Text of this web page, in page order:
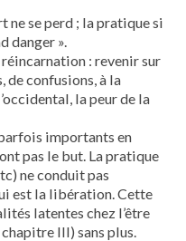
ne se perd ; la pratique si
danger ».
réincarnation : revenir sur
de confusions, à la
la peur de la
importants en
pas le but. La pratique
ne conduit pas
est la libération. Cette
latentes chez l’être
III) sans plus.